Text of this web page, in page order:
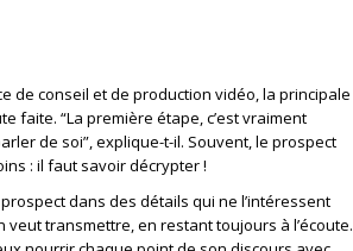
de conseil et de production vidéo, la principale
faite. “La première étape, c’est vraiment
de soi”, explique-t-il. Souvent, le prospect
: il faut savoir décrypter !
dans des détails qui ne l’intéressent
transmettre, en restant toujours à l’écoute.